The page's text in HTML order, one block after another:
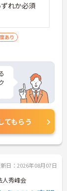
れか必須
あり
てもらう
日：2026年08月07日
人秀峰会